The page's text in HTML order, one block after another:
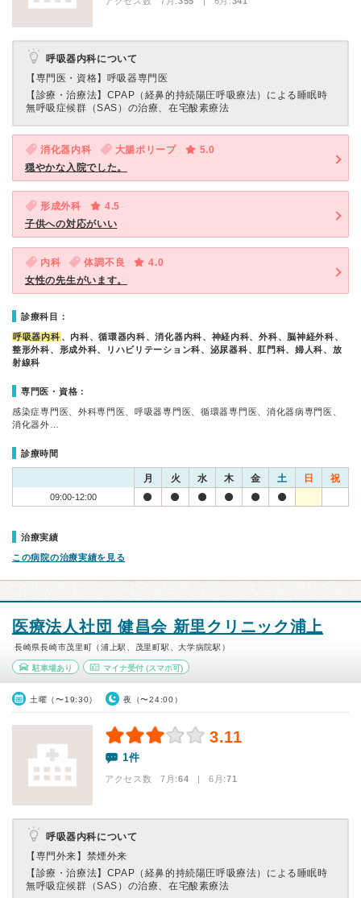
呼吸器内科について
【専門医・資格】 呼吸器専門医
【診療・治療法】 CPAP（経鼻的持続陽圧呼吸療法）による睡眠時
無呼吸症候群（SAS）の治療、在宅酸素療法
消化器内科 大腸ポリープ
5.0
穏やかな入院でした。
形成外科
4.5
子供への対応がいい
内科 体調不良
4.0
女性の先生がいます。
診療科目：
呼吸器内科 、内科、循環器内科、消化器内科、神経内科、外科、脳神経外科、
整形外科、形成外科、リハビリテーション科、泌尿器科、肛門科、婦人科、放
射線科
専門医・資格：
感染症専門医、外科専門医、呼吸器専門医、循環器専門医、消化器病専門医、
消化器外…
診療時間
月 火 水 木 金 土 日 祝
09:00-12:00
治療実績
この病院の治療実績を見る
医療法人社団 健昌会 新里クリニック浦上
長崎県長崎市茂里町（浦上駅、茂里町駅、大学病院駅）
駐車場あり マイナ受付(スマホ可)
土曜（〜19:30） 夜（〜24:00）
3.11
1件
アクセス数 7月:64 | 6月:71
呼吸器内科について
【専門外来】 禁煙外来
【診療・治療法】 CPAP（経鼻的持続陽圧呼吸療法）による睡眠時
無呼吸症候群（SAS）の治療、在宅酸素療法